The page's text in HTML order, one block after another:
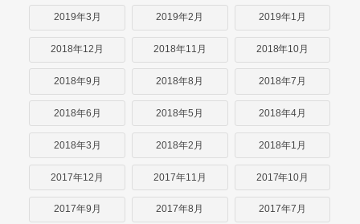
2019年3月 2019年2月 2019年1月
2018年12月 2018年11月 2018年10月
2018年9月 2018年8月 2018年7月
2018年6月 2018年5月 2018年4月
2018年3月 2018年2月 2018年1月
2017年12月 2017年11月 2017年10月
2017年9月 2017年8月 2017年7月